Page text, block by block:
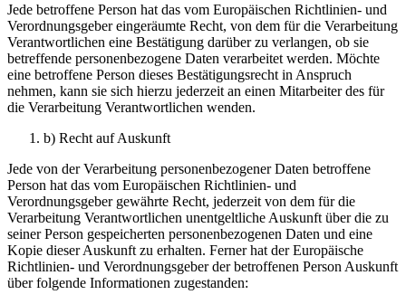
Jede betroffene Person hat das vom Europäischen Richtlinien- und
Verordnungsgeber eingeräumte Recht, von dem für die Verarbeitung
Verantwortlichen eine Bestätigung darüber zu verlangen, ob sie
betreffende personenbezogene Daten verarbeitet werden. Möchte
eine betroffene Person dieses Bestätigungsrecht in Anspruch
nehmen, kann sie sich hierzu jederzeit an einen Mitarbeiter des für
die Verarbeitung Verantwortlichen wenden.
b) Recht auf Auskunft
Jede von der Verarbeitung personenbezogener Daten betroffene
Person hat das vom Europäischen Richtlinien- und
Verordnungsgeber gewährte Recht, jederzeit von dem für die
Verarbeitung Verantwortlichen unentgeltliche Auskunft über die zu
seiner Person gespeicherten personenbezogenen Daten und eine
Kopie dieser Auskunft zu erhalten. Ferner hat der Europäische
Richtlinien- und Verordnungsgeber der betroffenen Person Auskunft
über folgende Informationen zugestanden: